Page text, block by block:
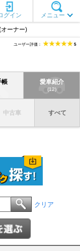
メニュー
グイン
ーナー)
ユーザー評価： 5
帳 愛車紹介
(12)
中古車 すべて
クリア